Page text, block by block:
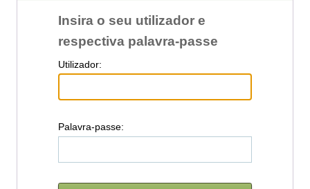
Insira o seu utilizador e
respectiva palavra-passe
Utilizador:
Palavra-passe: